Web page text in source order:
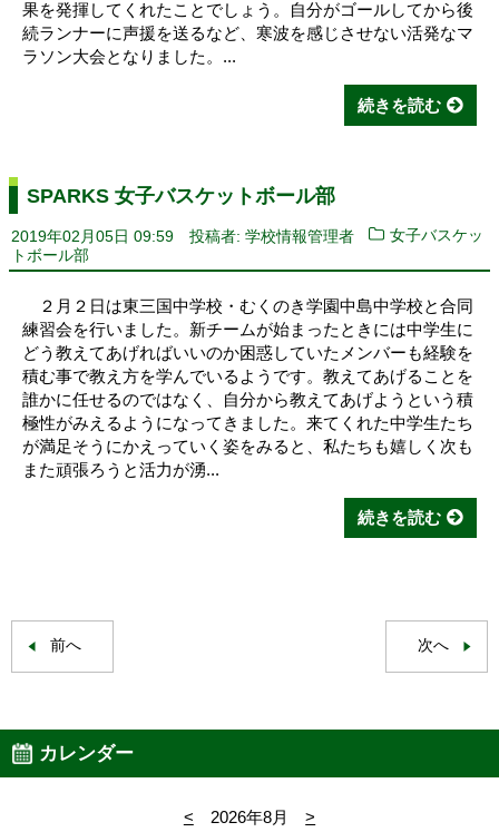
果を発揮してくれたことでしょう。自分がゴールしてから後
続ランナーに声援を送るなど、寒波を感じさせない活発なマ
ラソン大会となりました。...
続きを読む
SPARKS 女子バスケットボール部
2019年02月05日 09:59 投稿者: 学校情報管理者
女子バスケッ
トボール部
２月２日は東三国中学校・むくのき学園中島中学校と合同
練習会を行いました。新チームが始まったときには中学生に
どう教えてあげればいいのか困惑していたメンバーも経験を
積む事で教え方を学んでいるようです。教えてあげることを
誰かに任せるのではなく、自分から教えてあげようという積
極性がみえるようになってきました。来てくれた中学生たち
が満足そうにかえっていく姿をみると、私たちも嬉しく次も
また頑張ろうと活力が湧...
続きを読む
前へ 次へ
カレンダー
< 2026年8月
>